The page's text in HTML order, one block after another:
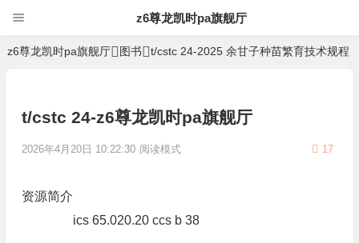
z6尊龙凯时pa旗舰厅
z6尊龙凯时pa旗舰厅 图书 t/cstc 24-2025 余甘子种苗繁育技术规程
t/cstc 24-z6尊龙凯时pa旗舰厅
2026年4月20日 10:22:30 17
阅读模式
资源简介
ics 65.020.20 ccs b 38